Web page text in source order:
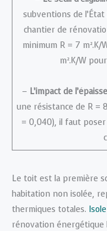
subventions de l’État
chantier de
minimum R = 7
m².K/W
– L’impact de
une résistance de R =
= 0,040), il faut poser
Le toit est la première
habitation non isolée,
thermiques totales.
rénovation énergétique